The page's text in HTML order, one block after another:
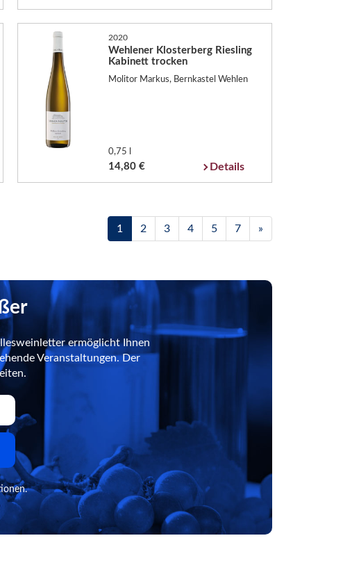
2020
Wehlener Klosterberg Riesling
Kabinett trocken
Molitor Markus, Bernkastel Wehlen
0,75 l
14,80 € Details
1 2 3 4 5 7 »
ermöglicht Ihnen
Veranstaltungen. Der